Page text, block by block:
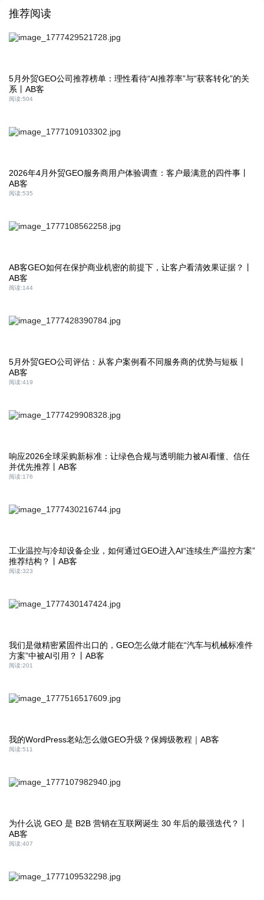
推荐阅读
5月外贸GEO公司推荐榜单：理性看待“AI推荐率”与“获客转化”的关
系丨AB客
阅读:504
2026年4月外贸GEO服务商用户体验调查：客户最满意的四件事丨
AB客
阅读:535
AB客GEO如何在保护商业机密的前提下，让客户看清效果证据？丨
AB客
阅读:144
5月外贸GEO公司评估：从客户案例看不同服务商的优势与短板丨
AB客
阅读:419
响应2026全球采购新标准：让绿色合规与透明能力被AI看懂、信任
并优先推荐丨AB客
阅读:176
工业温控与冷却设备企业，如何通过GEO进入AI“连续生产温控方案”
推荐结构？丨AB客
阅读:323
我们是做精密紧固件出口的，GEO怎么做才能在“汽车与机械标准件
方案”中被AI引用？丨AB客
阅读:201
我的WordPress老站怎么做GEO升级？保姆级教程｜AB客
阅读:511
为什么说 GEO 是 B2B 营销在互联网诞生 30 年后的最强迭代？丨
AB客
阅读:407